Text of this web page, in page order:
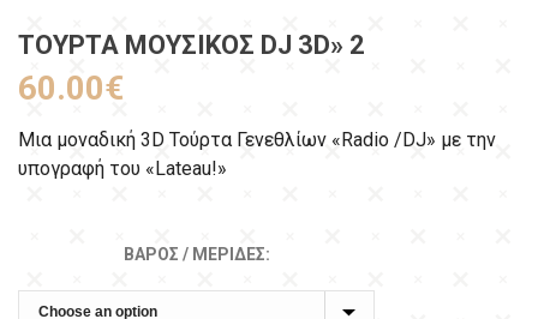
ΤΟΎΡΤΑ ΜΟΥΣΙΚΌΣ DJ 3D» 2
60.00€
Μια μοναδική 3D Τούρτα Γενεθλίων «Radio /DJ» με την
υπογραφή του «Lateau!»
ΒΆΡΟΣ / ΜΕΡΊΔΕΣ: